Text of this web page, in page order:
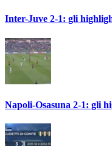
Inter-Juve 2-1: gli
Napoli-Osasuna 2-1: gli